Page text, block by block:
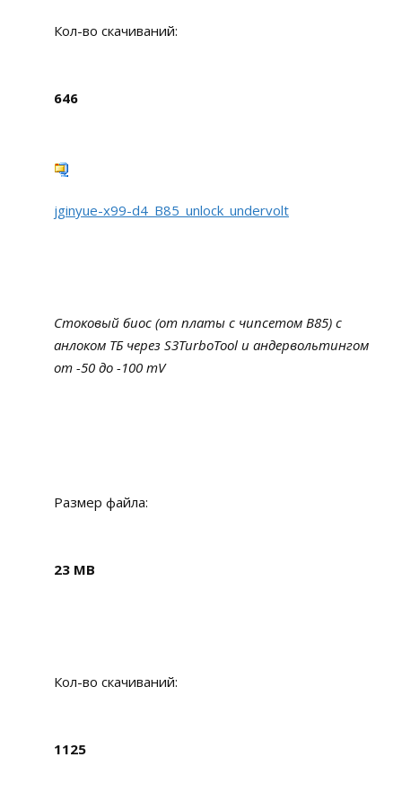
Кол-во скачиваний:
646
jginyue-x99-d4_B85_unlock_undervolt
Стоковый биос (от платы с чипсетом B85) с
анлоком ТБ через S3TurboTool и андервольтингом
от -50 до -100 mV
Размер файла:
23 MB
Кол-во скачиваний:
1125